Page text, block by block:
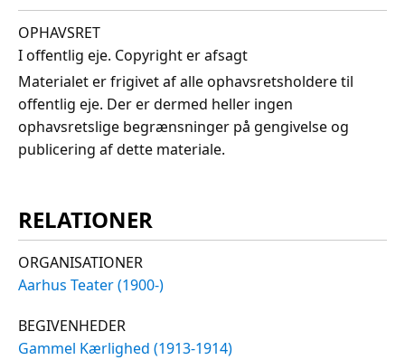
OPHAVSRET
I offentlig eje. Copyright er afsagt
Materialet er frigivet af alle ophavsretsholdere til
offentlig eje. Der er dermed heller ingen
ophavsretslige begrænsninger på gengivelse og
publicering af dette materiale.
RELATIONER
ORGANISATIONER
Aarhus Teater (1900-)
BEGIVENHEDER
Gammel Kærlighed (1913-1914)